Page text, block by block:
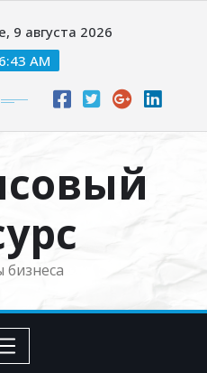
9 августа 2026
AM
бизнеса